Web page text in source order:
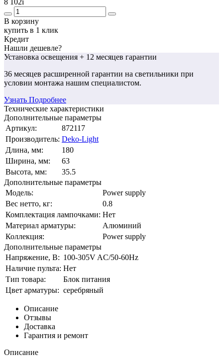
В корзину
купить в 1 клик
Кредит
Нашли дешевле?
Установка освещения + 12 месяцев гарантии
36 месяцев расширенной гарантии на светильники при
условии монтажа нашим специалистом.
Узнать Подробнее
Технические характеристики
Дополнительные параметры
Артикул:
872117
Производитель: Deko-Light
Длина, мм:
180
Ширина, мм:
63
Высота, мм:
35.5
Дополнительные параметры
Модель:
Power supply
Вес нетто, кг:
0.8
Комплектация лампочками: Нет
Материал арматуры:
Алюминий
Коллекция:
Power supply
Дополнительные параметры
Напряжение, В: 100-305V AC/50-60Hz
Наличие пульта: Нет
Тип товара:
Блок питания
Цвет арматуры: серебряный
Описание
Отзывы
Доставка
Гарантия и ремонт
Описание